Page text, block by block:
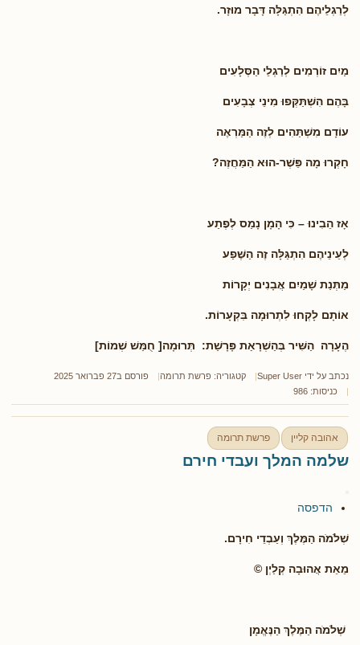
לְרַגְלֵיהֶם הִתְגַּלָּה דָּבָר מוּזָר.
מַיִם זוֹרְמִים לְרַגְלֵי הַסְּלָעִים
בָּהֶם הִשְׁתַּקְּפוּ מִינֵי צְבָעִים
עוֹדָם מִשְׁתַּהִים לְזֶה הַמַּרְאֶה
חָקְרוּ מָה פֵּשֶׁר-הוּא הַמַּחֲזֶה?
אָז הֵבִינוּ – כִּי הָמָן נָמַס לְפֶתַע
לְעֵינֵיהֶם הִתְגַּלָּה זֶה הַשֶּׁפַע
מַתְּנַת שָׁמַיִם אֲבָנִים יְקָרוֹת
אוֹתָם לָקְחוּ לִתְרוּמָה בִּקְעָרוֹת.
הֶעָרָה הַשִּׁיר בְּהַשְׁרָאַת פָּרָשַׁת: תְּרוּמָה[ חֻמַּשׁ שְׁמוֹת]
נכתב על ידי Super User קטגוריה: פרשת תרומה
פורסם ב27 פברואר 2025
כניסות: 986
אהובה קליין פרשת תרומה
שלמה המלך ועבדי חירם
הדפסה
שְׁלֹמֹה הַמֶּלֶךְ וְעַבְדֵי חִירָם.
מֵאֵת אֲהוּבָה קְלַיְן ©
שְׁלֹמֹה הַמֶּלֶךְ הַנֶּאֱמָן